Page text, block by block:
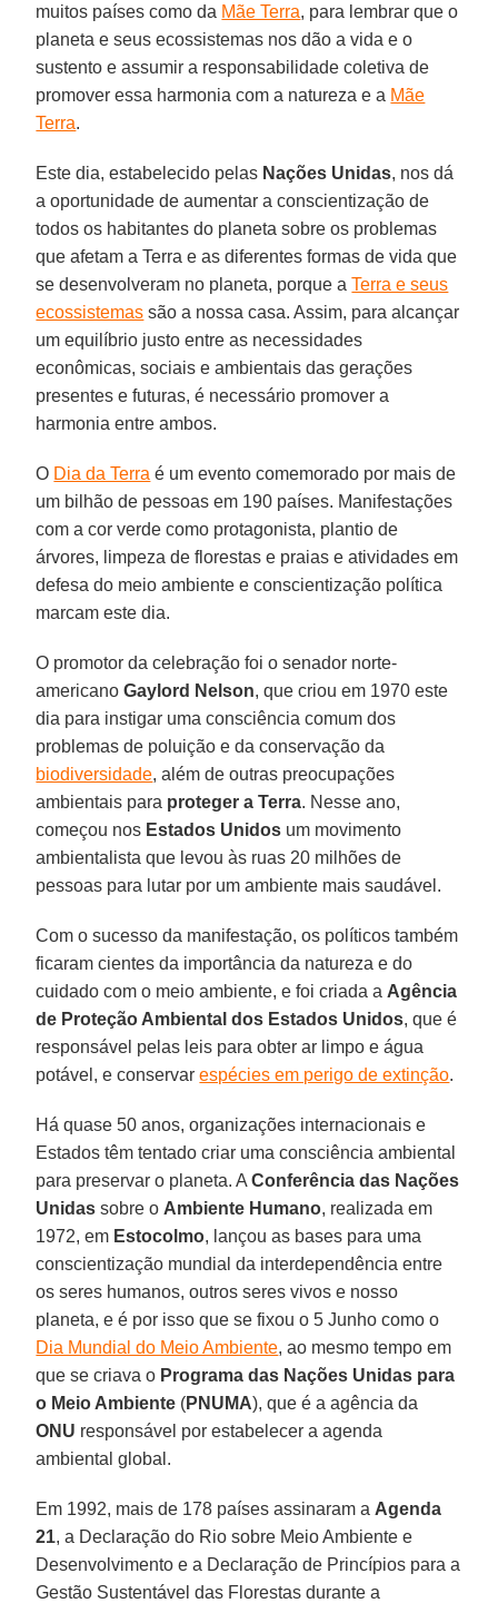
muitos países como da Mãe Terra, para lembrar que o
planeta e seus ecossistemas nos dão a vida e o
sustento e assumir a responsabilidade coletiva de
promover essa harmonia com a natureza e a Mãe
Terra.
Este dia, estabelecido pelas Nações Unidas, nos dá
a oportunidade de aumentar a conscientização de
todos os habitantes do planeta sobre os problemas
que afetam a Terra e as diferentes formas de vida que
se desenvolveram no planeta, porque aTerra e seus
ecossistemas são a nossa casa. Assim, para alcançar
um equilíbrio justo entre as necessidades
econômicas, sociais e ambientais das gerações
presentes e futuras, é necessário promover a
harmonia entre ambos.
O Dia da Terra é um evento comemorado por mais de
um bilhão de pessoas em 190 países. Manifestações
com a cor verde como protagonista, plantio de
árvores, limpeza de florestas e praias e atividades em
defesa do meio ambiente e conscientização política
marcam este dia.
O promotor da celebração foi o senador norte-
americanoGaylord Nelson, que criou em 1970 este
dia para instigar uma consciência comum dos
problemas de poluição e da conservação da
biodiversidade, além de outras preocupações
ambientais para proteger a Terra. Nesse ano,
começou nos Estados Unidos um movimento
ambientalista que levou às ruas 20 milhões de
pessoas para lutar por um ambiente mais saudável.
Com o sucesso da manifestação, os políticos também
ficaram cientes da importância da natureza e do
cuidado com o meio ambiente, e foi criada a Agência
de Proteção Ambiental dos Estados Unidos, que é
responsável pelas leis para obter ar limpo e água
potável, e conservarespécies em perigo de extinção.
Há quase 50 anos, organizações internacionais e
Estados têm tentado criar uma consciência ambiental
para preservar o planeta. AConferência das Nações
Unidas sobre o Ambiente Humano, realizada em
1972, em Estocolmo, lançou as bases para uma
conscientização mundial da interdependência entre
os seres humanos, outros seres vivos e nosso
planeta, e é por isso que se fixou o 5 Junho como o
Dia Mundial do Meio Ambiente, ao mesmo tempo em
que se criava o Programa das Nações Unidas para
o Meio Ambiente (PNUMA), que é a agência da
ONU responsável por estabelecer a agenda
ambiental global.
Em 1992, mais de 178 países assinaram a Agenda
21, a Declaração do Rio sobre Meio Ambiente e
Desenvolvimento e a Declaração de Princípios para a
Gestão Sustentável das Florestas durante a